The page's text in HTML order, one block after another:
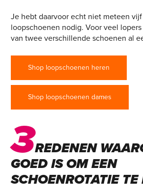
Je hebt daarvoor echt niet meteen vijf
loopschoenen nodig. Voor veel
van twee verschillende schoenen al
Shop loopschoenen heren
Shop loopschoenen dames
3REDENEN
GOED IS OM EEN
SCHOENROTATIE